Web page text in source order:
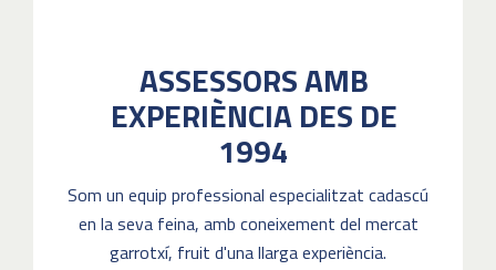
ASSESSORS AMB
EXPERIÈNCIA DES DE
1994
Som un equip professional especialitzat cadascú
en la seva feina, amb coneixement del mercat
garrotxí, fruit d'una llarga experiència.